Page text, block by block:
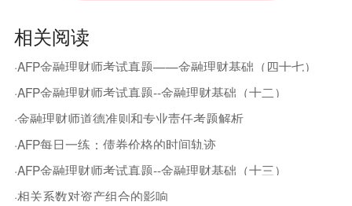
相关阅读
·AFP金融理财师考试真题——金融理财基础（四十七）
·AFP金融理财师考试真题--金融理财基础（十二）
·金融理财师道德准则和专业责任考题解析
·AFP每日一练：债券价格的时间轨迹
·AFP金融理财师考试真题--金融理财基础（十三）
·相关系数对资产组合的影响